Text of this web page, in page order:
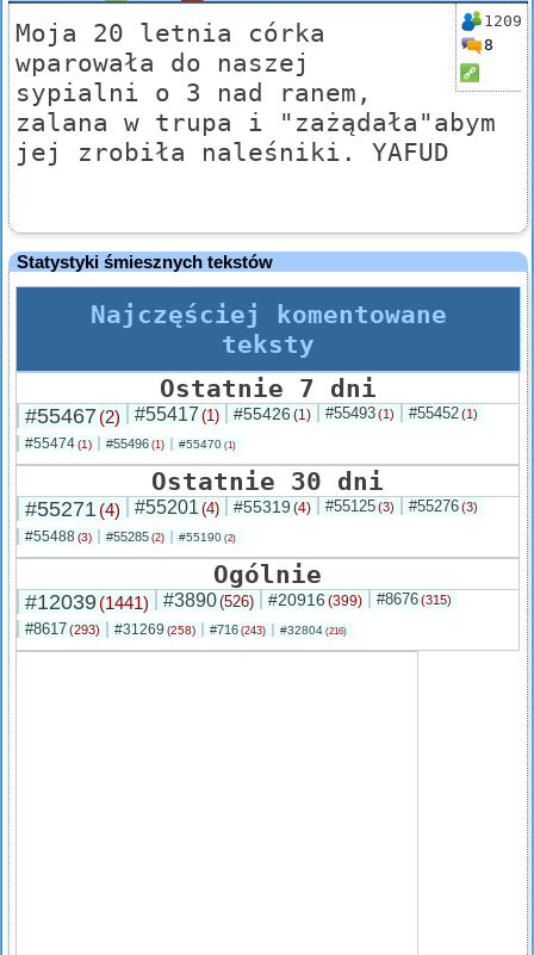
1209
8
Moja 20 letnia córka
wparowała do naszej
sypialni o 3 nad ranem,
zalana w trupa i "zażądała"abym
jej zrobiła naleśniki. YAFUD
Statystyki śmiesznych tekstów
Najczęściej komentowane
teksty
Ostatnie 7 dni
#55467 (2) #55417 (1) #55426 (1) #55493(1) #55452(1)
#55474(1) #55496 (1) #55470 (1)
Ostatnie 30 dni
#55271(4) #55201 (4) #55319 (4) #55125(3) #55276(3)
#55488 (3) #55285 (2) #55190 (2)
Ogólnie
#12039(1441) #3890(526) #20916 (399) #8676(315)
#8617(293) #31269 (258) #716 (243) #32804 (216)